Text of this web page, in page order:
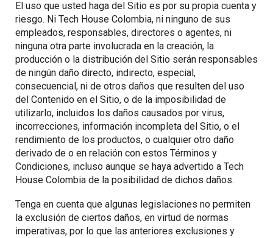
El uso que usted haga del Sitio es por su propia cuenta y
riesgo. Ni Tech House Colombia, ni ninguno de sus
empleados, responsables, directores o agentes, ni
ninguna otra parte involucrada en la creación, la
producción o la distribución del Sitio serán responsables
de ningún daño directo, indirecto, especial,
consecuencial, ni de otros daños que resulten del uso
del Contenido en el Sitio, o de la imposibilidad de
utilizarlo, incluidos los daños causados por virus,
incorrecciones, información incompleta del Sitio, o el
rendimiento de los productos, o cualquier otro daño
derivado de o en relación con estos Términos y
Condiciones, incluso aunque se haya advertido a Tech
House Colombia de la posibilidad de dichos daños.
Tenga en cuenta que algunas legislaciones no permiten
la exclusión de ciertos daños, en virtud de normas
imperativas, por lo que las anteriores exclusiones y